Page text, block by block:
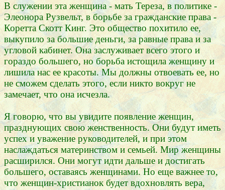
В служении эта женщина - мать Тереза, в политике -
Элеонора Рузвельт, в борьбе за гражданские права -
Коретта Скотт Кинг. Это общество похитило ее,
выкупило за большие деньги, за равные права и за
угловой кабинет. Она заслуживает всего этого и
гораздо большего, но борьба истощила женщину и
лишила нас ее красоты. Мы должны отвоевать ее, но
не сможем сделать этого, если никто вокруг не
замечает, что она исчезла.
Я говорю, что вы увидите появление женщин,
празднующих свою женственность. Они будут иметь
успех и уважение руководителей, и при этом
наслаждаться материнством и семьей. Мир женщины
расширился. Они могут идти дальше и достигать
большего, оставаясь женщинами. Но еще важнее то,
что женщин-христианок будет вдохновлять вера,